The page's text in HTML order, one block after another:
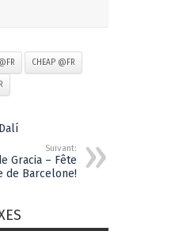
CHEAP @FR
Suivant:
Gracia – Fête
de Barcelone!